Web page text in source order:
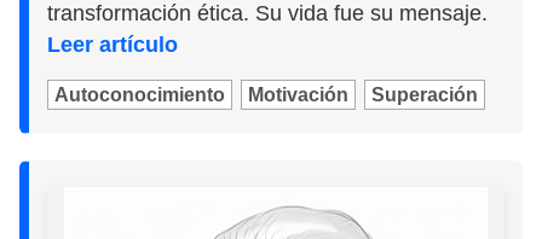
transformación ética. Su vida fue su mensaje.
Leer artículo
Autoconocimiento Motivación Superación